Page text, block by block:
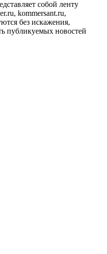
собой ленту
kommersant.ru,
без искажения,
публикуемых новостей